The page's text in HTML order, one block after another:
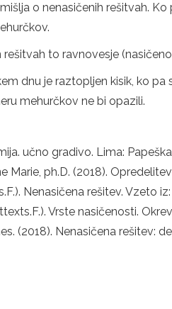
o nenasičenih rešitvah.
rešitvah to ravnovesje
dnu je raztopljen kisik, ko
mehurčkov ne bi opazili.
učno gradivo. Lima:
Marie, ph.D. (2018).
Nenasičena rešitev. Vzeto
Vrste nasičenosti.
(2018). Nenasičena rešitev: